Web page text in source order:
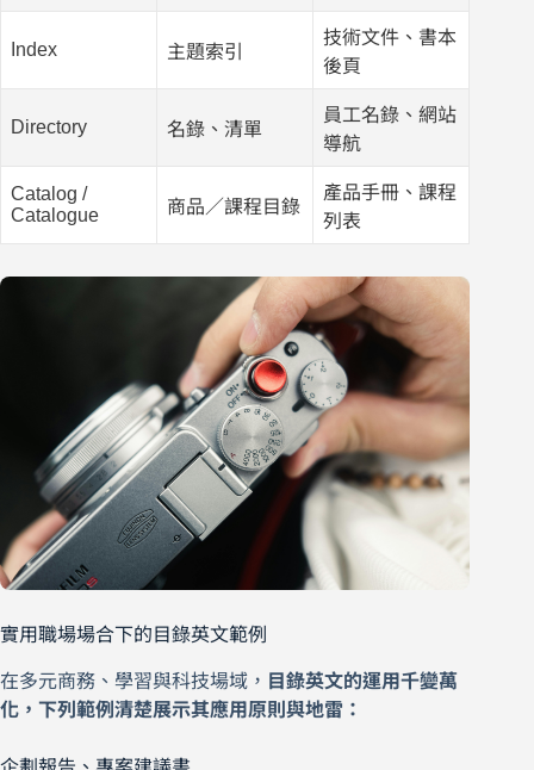
Index 主題索引
技術文件、書本
後頁
Directory 名錄、清單
員工名錄、網站
導航
Catalog /
Catalogue
商品／課程目錄
產品手冊、課程
列表
實用職場場合下的目錄英文範例
在多元商務、學習與科技場域， 目錄英文的運用千變萬
化，下列範例清楚展示其應用原則與地雷：